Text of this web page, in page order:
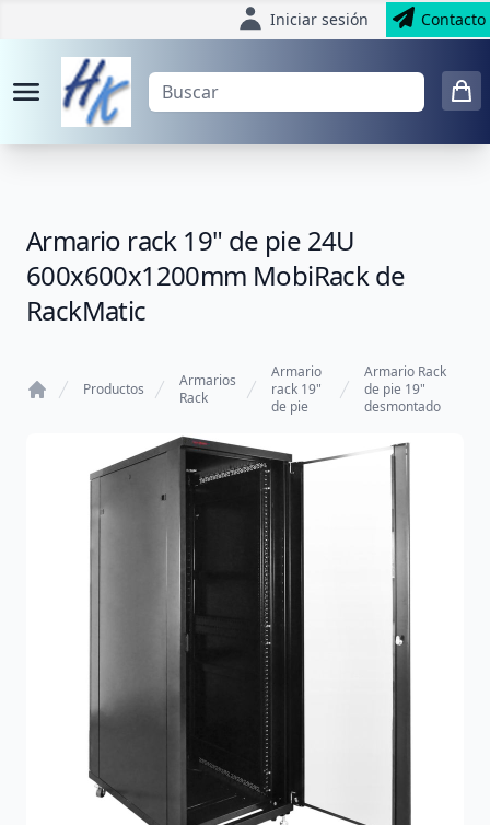
Iniciar sesión Contacto
Armario rack 19" de pie 24U
600x600x1200mm MobiRack de
RackMatic
Productos
Armarios
Rack
Armario
rack 19"
de pie
Armario Rack
de pie 19"
desmontado